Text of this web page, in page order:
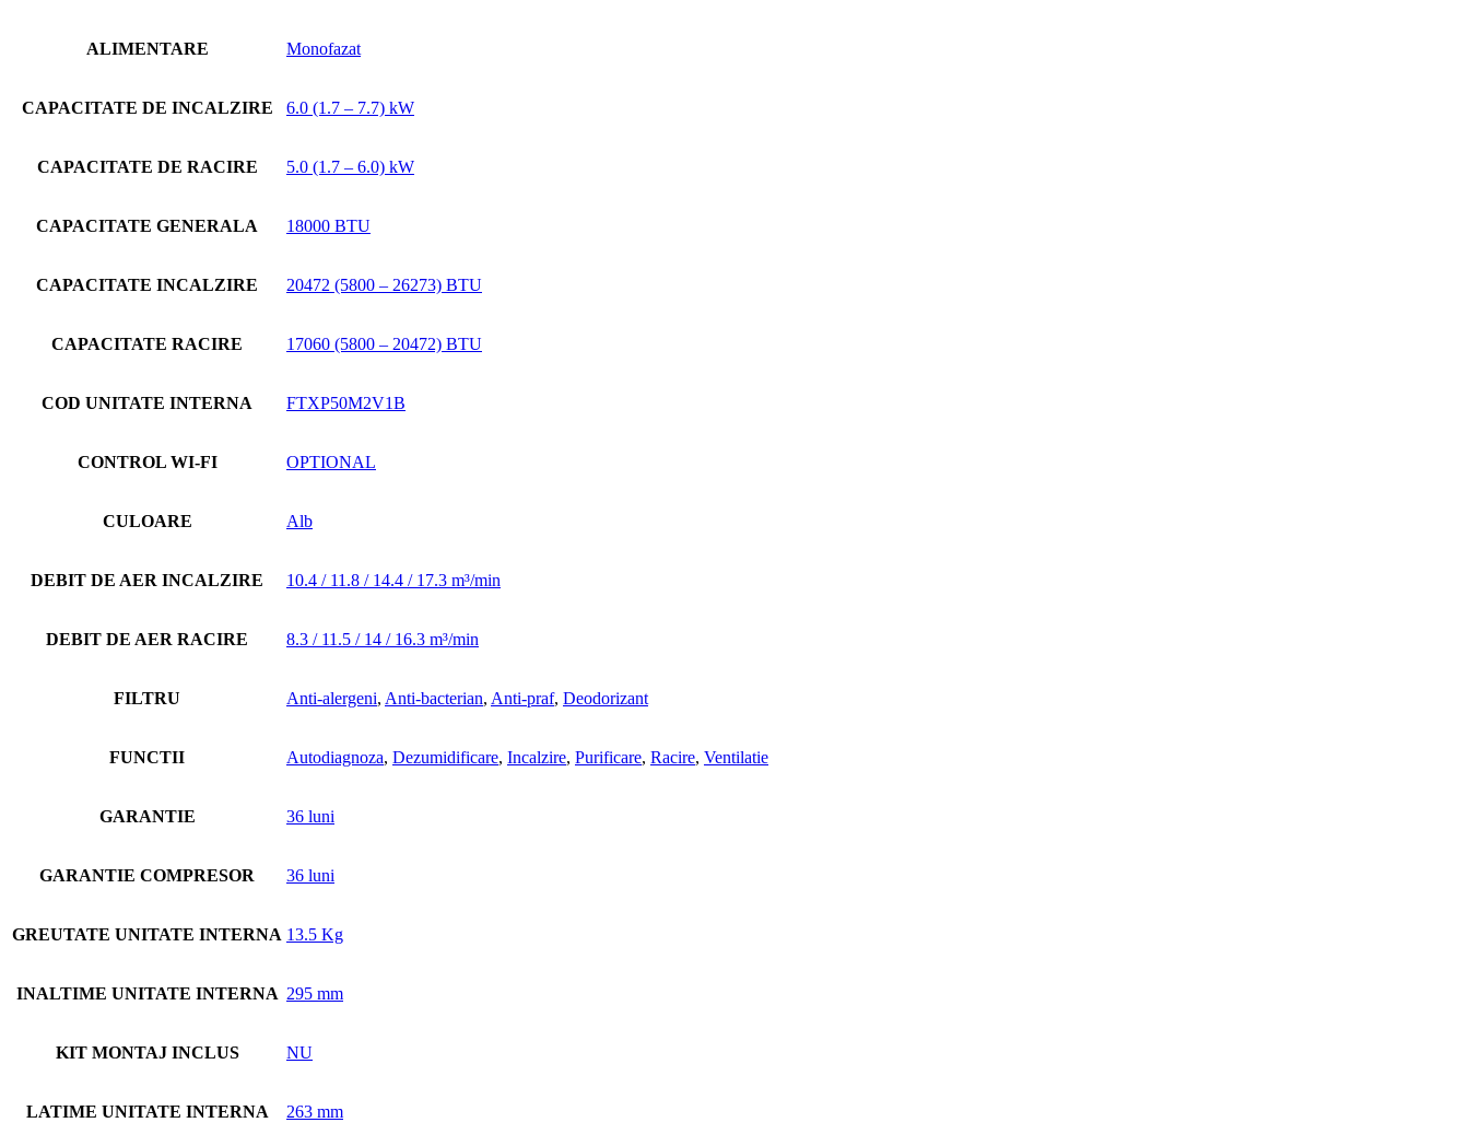
ALIMENTARE Monofazat
CAPACITATE DE INCALZIRE 6.0 (1.7 – 7.7) kW
CAPACITATE DE RACIRE 5.0 (1.7 – 6.0) kW
CAPACITATE GENERALA 18000 BTU
CAPACITATE INCALZIRE 20472 (5800 – 26273) BTU
CAPACITATE RACIRE 17060 (5800 – 20472) BTU
COD UNITATE INTERNA FTXP50M2V1B
CONTROL WI-FI OPTIONAL
CULOARE Alb
DEBIT DE AER INCALZIRE 10.4 / 11.8 / 14.4 / 17.3 m³/min
DEBIT DE AER RACIRE 8.3 / 11.5 / 14 / 16.3 m³/min
FILTRU Anti-alergeni, Anti-bacterian, Anti-praf, Deodorizant
FUNCTII Autodiagnoza, Dezumidificare, Incalzire, Purificare, Racire, Ventilatie
GARANTIE 36 luni
GARANTIE COMPRESOR 36 luni
GREUTATE UNITATE INTERNA 13.5 Kg
INALTIME UNITATE INTERNA 295 mm
KIT MONTAJ INCLUS NU
LATIME UNITATE INTERNA 263 mm